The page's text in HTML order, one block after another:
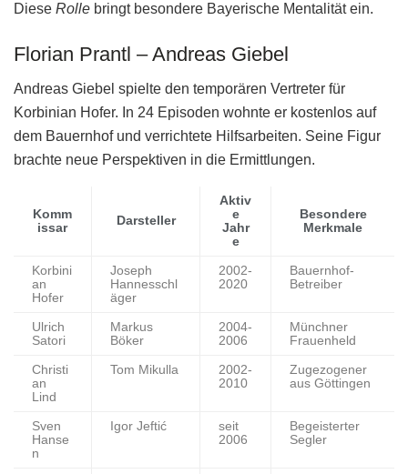
Diese Rolle bringt besondere Bayerische Mentalität ein.
Florian Prantl – Andreas Giebel
Andreas Giebel spielte den temporären Vertreter für
Korbinian Hofer. In 24 Episoden wohnte er kostenlos auf
dem Bauernhof und verrichtete Hilfsarbeiten. Seine Figur
brachte neue Perspektiven in die Ermittlungen.
Komm
issar
Darsteller
Aktiv
e
Jahr
e
Besondere
Merkmale
Korbini
an
Hofer
Joseph
Hannesschl
äger
2002-
2020
Bauernhof-
Betreiber
Ulrich
Satori
Markus
Böker
2004-
2006
Münchner
Frauenheld
Christi
an
Lind
Tom Mikulla
2002-
2010
Zugezogener
aus Göttingen
Sven
Hanse
n
Igor Jeftić
seit
2006
Begeisterter
Segler